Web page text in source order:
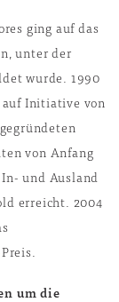
ging auf das
unter der
wurde. 1990
auf Initiative von
von Anfang
und Ausland
erreicht. 2004
um die